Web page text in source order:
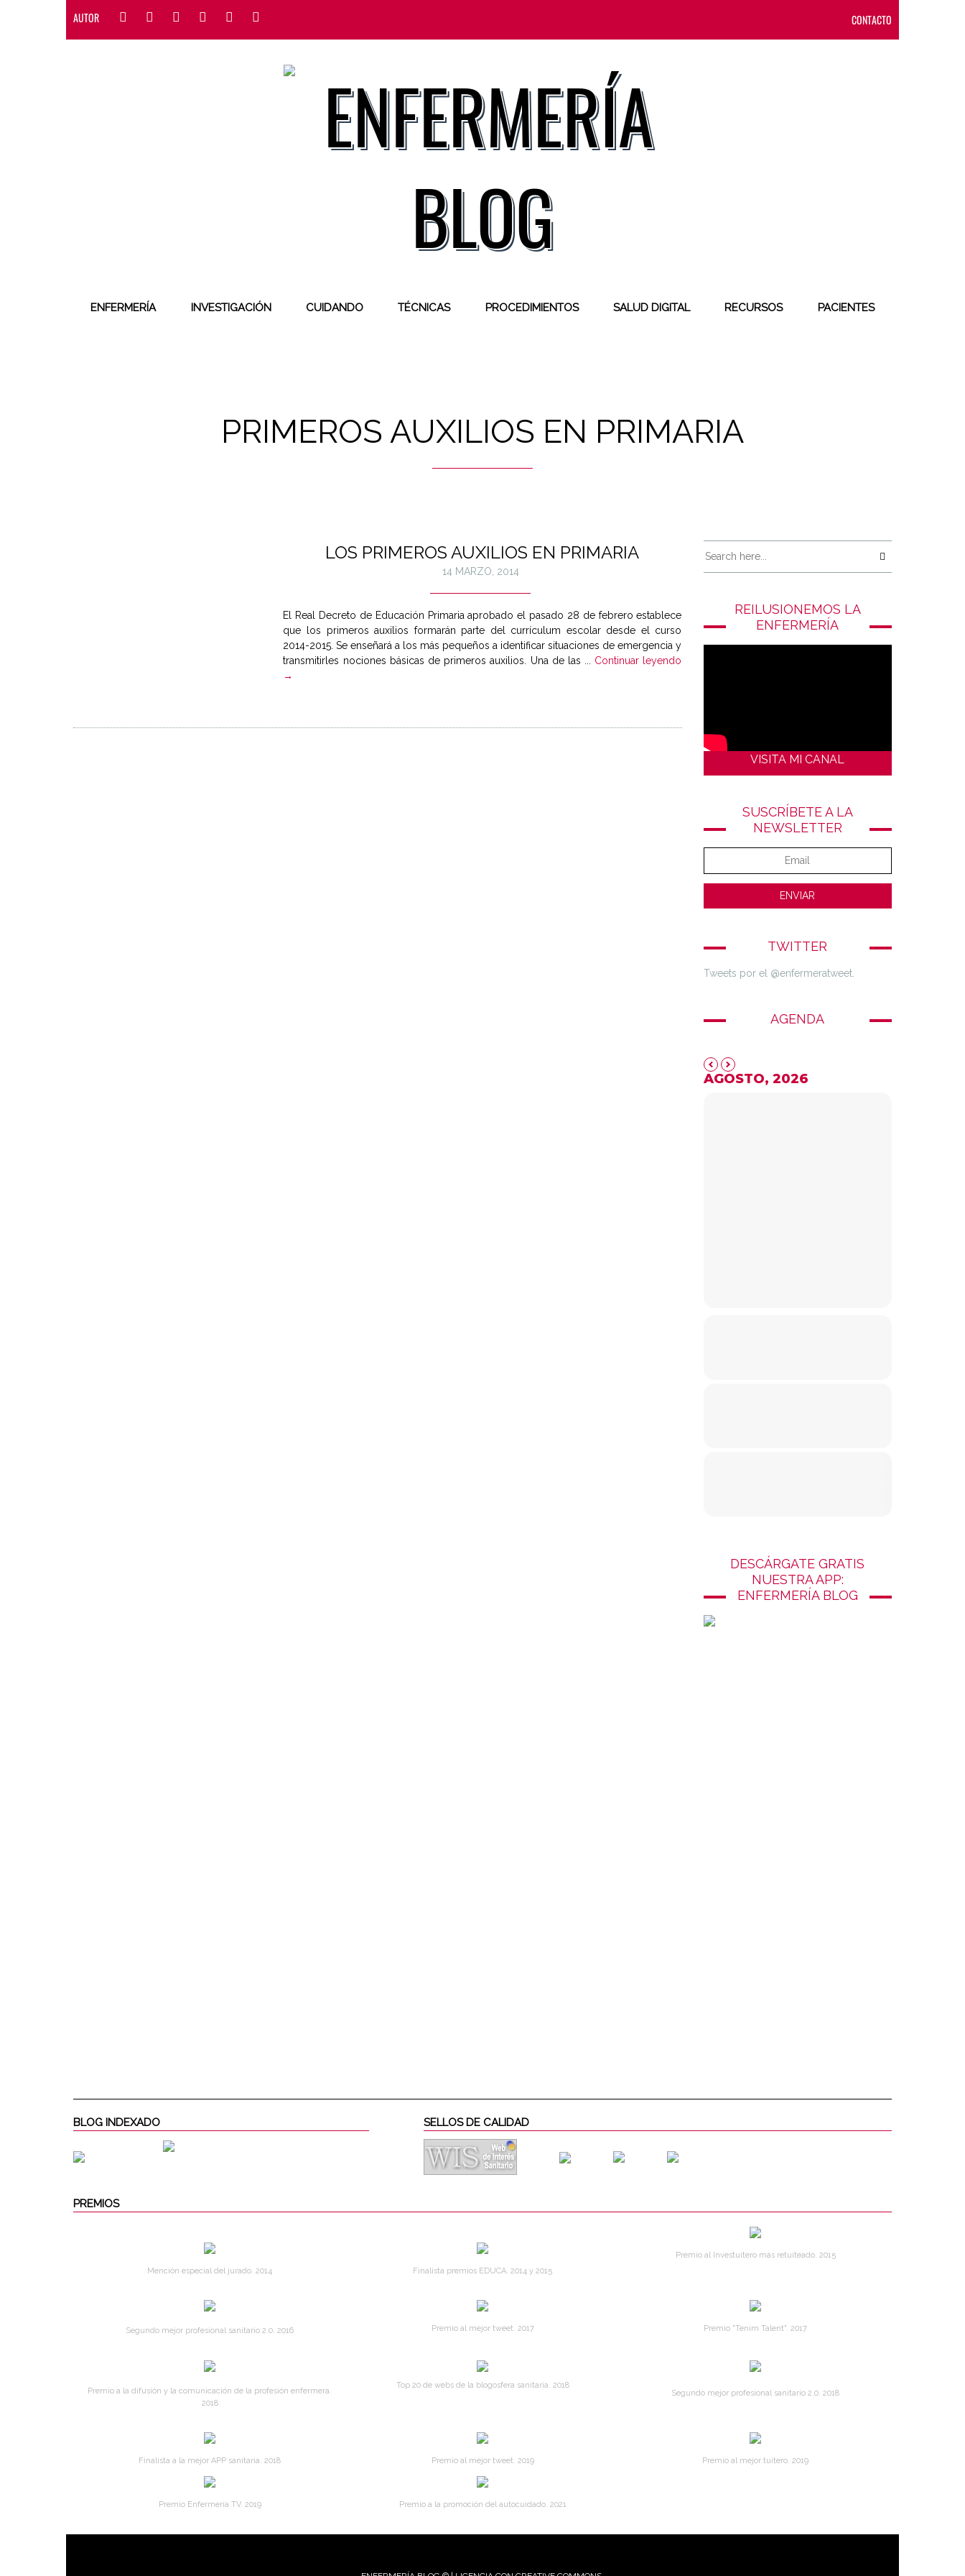
AUTOR CONTACTO
ENFERMERÍA INVESTIGACIÓN CUIDANDO TÉCNICAS PROCEDIMIENTOS SALUD DIGITAL RECURSOS PACIENTES
PRIMEROS AUXILIOS EN PRIMARIA
LOS PRIMEROS AUXILIOS EN PRIMARIA
14 MARZO, 2014
El Real Decreto de Educación Primaria aprobado el pasado 28 de febrero establece
que los primeros auxilios formarán parte del currículum escolar desde el curso
2014-2015. Se enseñará a los más pequeños a identificar situaciones de emergencia y
transmitirles nociones básicas de primeros auxilios. Una de las ... Continuar leyendo
→
REILUSIONEMOS LA
ENFERMERÍA
VISITA MI CANAL
SUSCRÍBETE A LA
NEWSLETTER
TWITTER
Tweets por el @enfermeratweet.
AGENDA
AGOSTO, 2026
DESCÁRGATE GRATIS
NUESTRA APP:
ENFERMERÍA BLOG
BLOG INDEXADO SELLOS DE CALIDAD
PREMIOS
Mención especial del jurado. 2014 Finalista premios EDUCA. 2014 y 2015
Premio al Investuitero más retuiteado. 2015
Segundo mejor profesional sanitario 2.0. 2016 Premio al mejor tweet. 2017 Premio "Tenim Talent". 2017
Premio a la difusión y la comunicación de la profesión enfermera.
2018
Top 20 de webs de la blogosfera sanitaria. 2018
Segundo mejor profesional sanitario 2.0. 2018
Finalista a la mejor APP sanitaria. 2018 Premio al mejor tweet. 2019 Premio al mejor tuitero. 2019
Premio Enfermería TV. 2019 Premio a la promoción del autocuidado. 2021